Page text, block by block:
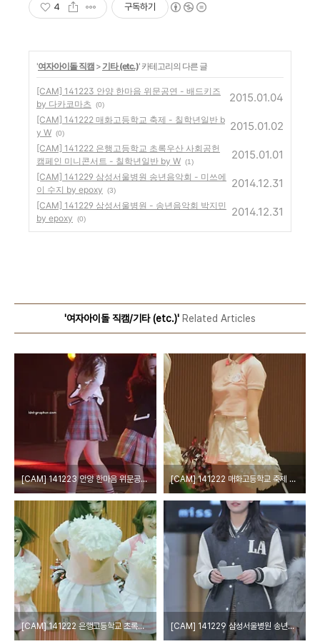
4 구독하기
'여자아이돌 직캠 > 기타 (etc.)' 카테고리의 다른 글
[CAM] 141223 안양 한마음 위문공연 - 배드키즈
by 다카코마츠
(0)
2015.01.04
[CAM] 141222 매화고등학교 축제 - 칠학년일반 b
y W (0)
2015.01.02
[CAM] 141222 은행고등학교 초록우산 사회공헌
캠페인 미니콘서트 - 칠학년일반 by W (1)
2015.01.01
[CAM] 141229 삼성서울병원 송년음악회 - 미쓰에
이 수지 by epoxy
(3)
2014.12.31
[CAM] 141229 삼성서울병원 - 송년음악회 박지민
by epoxy
(0)
2014.12.31
'여자아이돌 직캠/기타 (etc.)' Related Articles
[CAM] 141223 안양 한마음 위문공연 - 배드키즈 by 다카코마츠 [CAM] 141222 매화고등학교 축제 - 칠학년일반 by W
[CAM] 141222 은행고등학교 초록우산 사회공헌 캠페인 미니콘서트 - 칠학년일반 by W [CAM] 141229 삼성서울병원 송년음악회 - 미쓰에이 수지 by epoxy